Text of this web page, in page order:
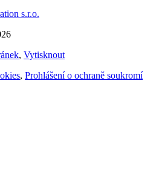
s.r.o.
, Vytisknout
, Prohlášení o ochraně soukromí